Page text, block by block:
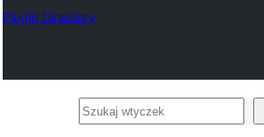
Plugin Directory
Szukaj